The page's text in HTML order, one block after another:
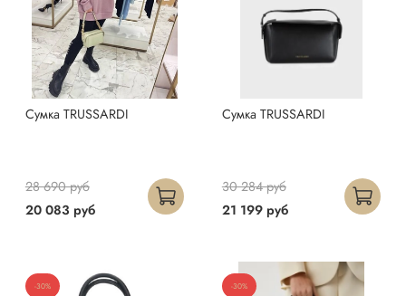
Сумка TRUSSARDI
20 083 руб
28 690 руб
Сумка TRUSSARDI
21 199 руб
30 284 руб
-30% -30%